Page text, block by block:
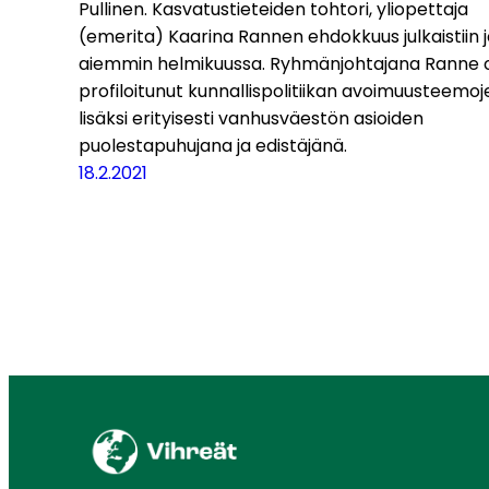
Pullinen. Kasvatustieteiden tohtori, yliopettaja
(emerita) Kaarina Rannen ehdokkuus julkaistiin
aiemmin helmikuussa. Ryhmänjohtajana Ranne
profiloitunut kunnallispolitiikan
lisäksi erityisesti vanhusväestön asioiden
puolestapuhujana ja edistäjänä.
18.2.2021